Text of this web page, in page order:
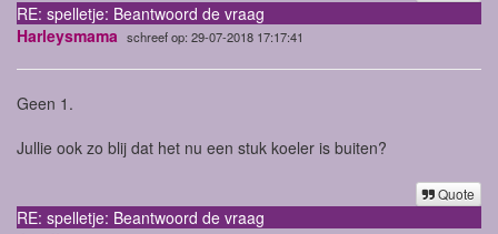
RE: spelletje: Beantwoord de vraag
Harleysmama schreef op: 29-07-2018 17:17:41
Geen 1.
Jullie ook zo blij dat het nu een stuk koeler is buiten?
Quote
RE: spelletje: Beantwoord de vraag